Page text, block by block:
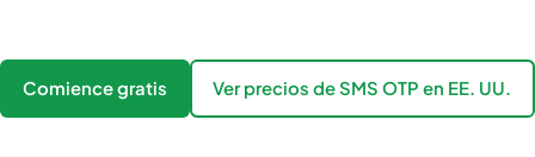
Comience gratis Ver precios de SMS OTP en EE. UU.